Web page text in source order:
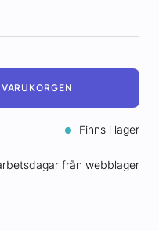
Finns i lager
från webblager